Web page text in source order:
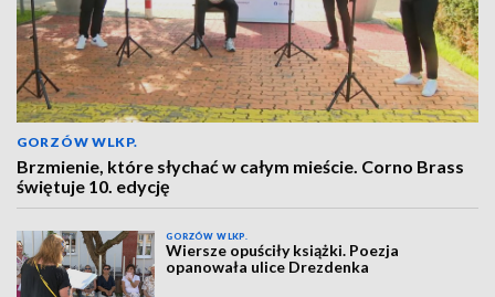
GORZÓW WLKP.
Brzmienie, które słychać w całym mieście. Corno Brass
świętuje 10. edycję
GORZÓW WLKP.
Wiersze opuściły książki. Poezja
opanowała ulice Drezdenka